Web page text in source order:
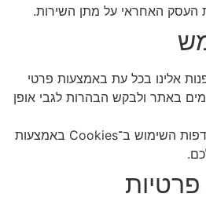
העסק האחראי על מתן השירות.
אלינו בכל עת באמצעות פרטי
באתר ולבקש הבהרות לגבי אופן
ניתן גם לנהל את העדפות השימוש ב־Cookies באמצעות
פרטיות